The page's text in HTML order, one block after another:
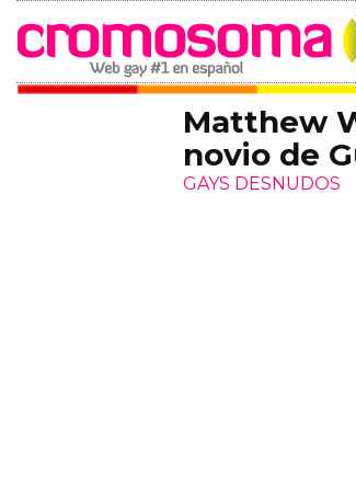
Matthew
novio de
GAYS DESNUDOS